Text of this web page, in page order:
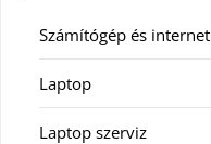
Számítógép és internet
Laptop
Laptop szerviz